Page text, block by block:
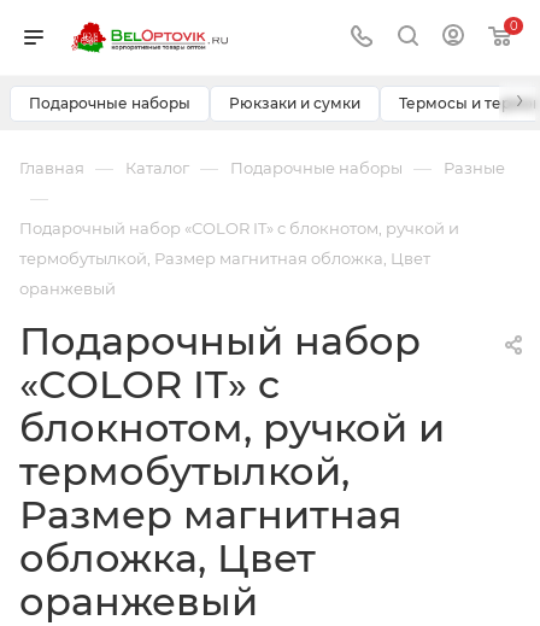
0
Подарочные наборы Рюкзаки и сумки Термосы и ›
Главная — Каталог — Подарочные наборы — Разные
—
Подарочный набор «COLOR IT» c блокнотом, ручкой и
термобутылкой, Размер магнитная обложка, Цвет
оранжевый
Подарочный набор
«COLOR IT» c
блокнотом, ручкой и
термобутылкой,
Размер магнитная
обложка, Цвет
оранжевый